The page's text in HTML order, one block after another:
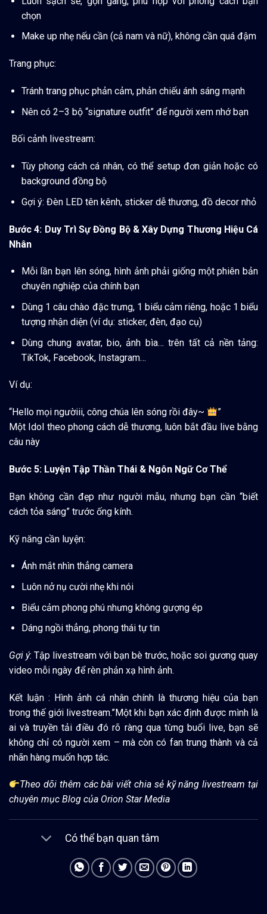
chọn
Make up nhẹ nếu cần (cả nam và nữ), không cần quá đậm
Trang phục:
Tránh trang phục phản cảm, phản chiếu ánh sáng mạnh
Nên có 2–3 bộ “signature outfit” để người xem nhớ bạn
Bối cảnh livestream:
Tùy phong cách cá nhân, có thể setup đơn giản hoặc có
background đồng bộ
Gợi ý: Đèn LED tên kênh, sticker dễ thương, đồ decor nhỏ
Bước 4: Duy Trì Sự Đồng Bộ & Xây Dựng Thương Hiệu Cá
Nhân
Mỗi lần bạn lên sóng, hình ảnh phải giống một phiên bản
chuyên nghiệp của chính bạn
Dùng 1 câu chào đặc trưng, 1 biểu cảm riêng, hoặc 1 biểu
tượng nhận diện (ví dụ: sticker, đèn, đạo cụ)
Dùng chung avatar, bio, ảnh bìa… trên tất cả nền tảng:
TikTok, Facebook, Instagram…
Ví dụ:
“Hello mọi ngườiii, công chúa lên sóng rồi đây~
”
Một Idol theo phong cách dễ thương, luôn bắt đầu live bằng
câu này
Bước 5: Luyện Tập Thần Thái & Ngôn Ngữ Cơ Thể
Bạn không cần đẹp như người mẫu, nhưng bạn cần “biết
cách tỏa sáng” trước ống kính.
Kỹ năng cần luyện:
Ánh mắt nhìn thẳng camera
Luôn nở nụ cười nhẹ khi nói
Biểu cảm phong phú nhưng không gượng ép
Dáng ngồi thẳng, phong thái tự tin
Gợi ý: Tập livestream với bạn bè trước, hoặc soi gương quay
video mỗi ngày để rèn phản xạ hình ảnh.
Kết luận : Hình ảnh cá nhân chính là thương hiệu của bạn
trong thế giới livestream.”Một khi bạn xác định được mình là
ai và truyền tải điều đó rõ ràng qua từng buổi live, bạn sẽ
không chỉ có người xem – mà còn có fan trung thành và cả
nhãn hàng muốn hợp tác.
Theo dõi thêm các bài viết chia sẻ kỹ năng livestream tại
chuyên mục Blog của Orion Star Media
Có thể bạn quan tâm